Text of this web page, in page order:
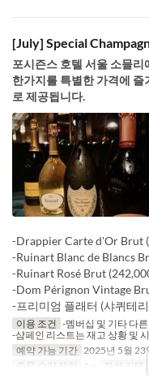
[July] Special
포시즌스 호텔 서울 소믈
한가지를 특별한 가격에
로 제공됩니다.
-Drappier Carte d'Or Brut
-Ruinart Blanc de Blancs
-Ruinart Rosé Brut
-Dom Pérignon Vintage
-프리미엄 플래터 (샤퀴테
이용 조건 -멤버십 및 기타 다
-샴페인 리스트는 재고 상황 및
예약 가능 기간 2025년 5월 23
주문 수량 제한
1 ~ 좌석 카테